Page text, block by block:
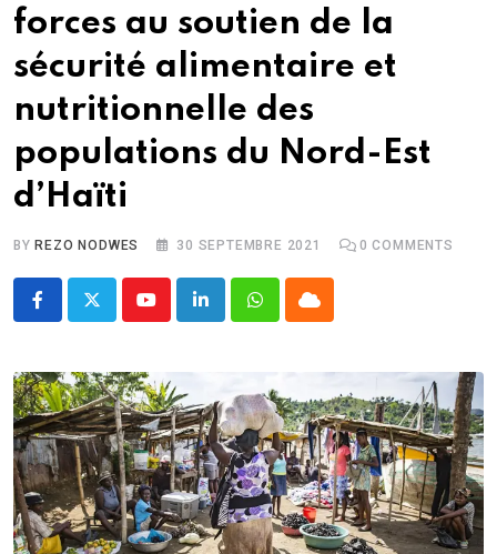
forces au soutien de la
sécurité alimentaire et
nutritionnelle des
populations du Nord-Est
d’Haïti
BY REZO NODWES 30 SEPTEMBRE 2021 0 COMMENTS
YoutubeLinkedInWhatsappCloud